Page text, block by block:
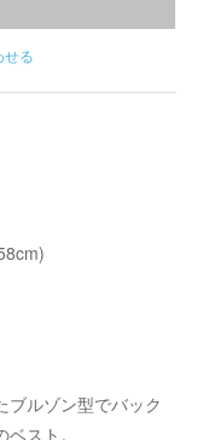
せる
ブルゾン型でバック
スト。